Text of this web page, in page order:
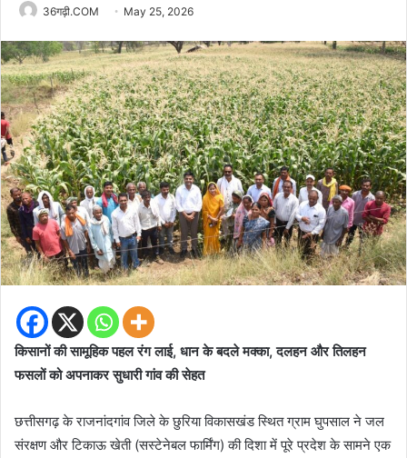
36गढ़ी.COM May 25, 2026
किसानों की सामूहिक पहल रंग लाई, धान के बदले मक्का, दलहन और तिलहन
फसलों को अपनाकर सुधारी गांव की सेहत
छत्तीसगढ़ के राजनांदगांव जिले के छुरिया विकासखंड स्थित ग्राम घुपसाल ने जल
संरक्षण और टिकाऊ खेती (सस्टेनेबल फार्मिंग) की दिशा में पूरे प्रदेश के सामने एक